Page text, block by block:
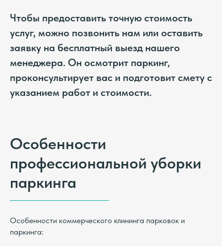
Чтобы предоставить точную стоимость
услуг, можно позвонить нам или оставить
заявку на бесплатный выезд нашего
менеджера. Он осмотрит паркинг,
проконсультирует вас и подготовит смету с
указанием работ и стоимости.
Особенности
профессиональной уборки
паркинга
Особенности коммерческого клининга парковок и
паркинга: